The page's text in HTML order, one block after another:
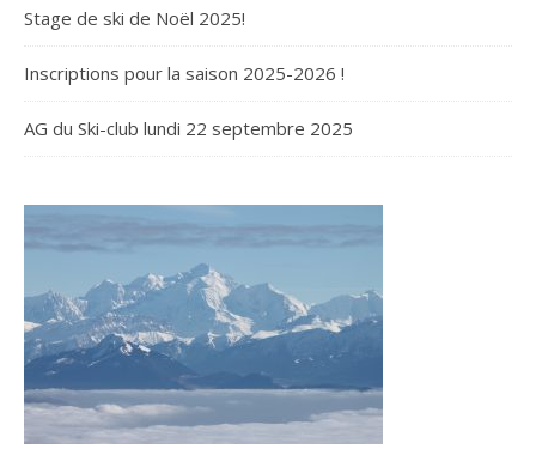
Stage de ski de Noël 2025!
Inscriptions pour la saison 2025-2026 !
AG du Ski-club lundi 22 septembre 2025